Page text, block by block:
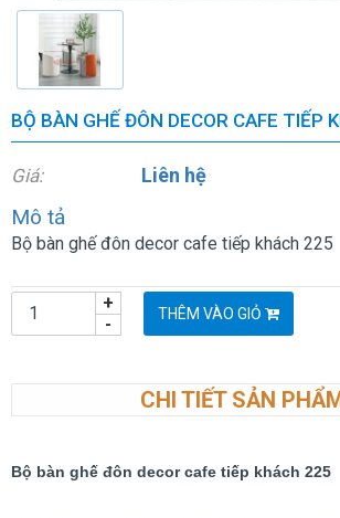
BỘ BÀN GHẾ ĐÔN DECOR CAFE TIẾP
Giá: Liên hệ
Mô tả
Bộ bàn ghế đôn decor cafe tiếp khách 225
-
+ THÊM VÀO GIỎ
CHI TIẾT SẢN
Bộ bàn ghế đôn decor cafe tiếp khách 225